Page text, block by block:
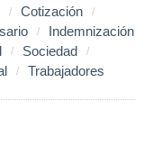
Cotización
Indemnización
Sociedad
Trabajadores